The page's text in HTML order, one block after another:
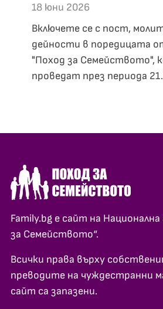
18 юни 2026
Включете се с пост,
дейности в поредицата
"Поход за Семейството",
проведат през периода
Family.bg е сайт на
за Семейството“.
Всички права върху
преводите на чуждестранни
сайт са запазени.